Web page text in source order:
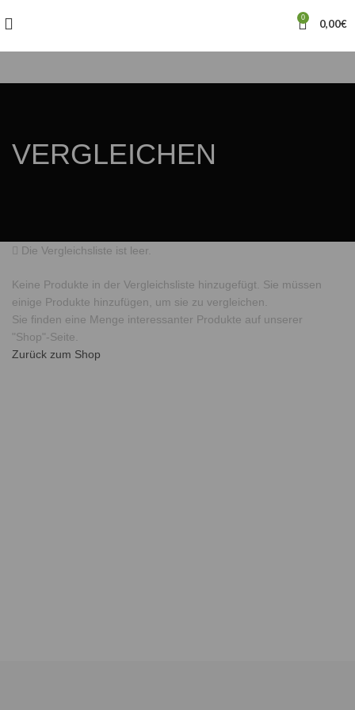
0 0,00€
VERGLEICHEN
Die Vergleichsliste ist leer.
Keine Produkte in der Vergleichsliste hinzugefügt. Sie müssen
einige Produkte hinzufügen, um sie zu vergleichen.
Sie finden eine Menge interessanter Produkte auf unserer
"Shop"-Seite.
Zurück zum Shop